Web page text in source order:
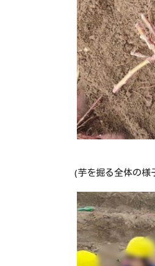
(芋を掘る全体の様